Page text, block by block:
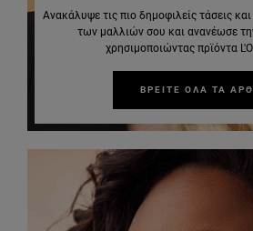
Ανακάλυψε τις πιο δημοφιλείς τάσεις
των μαλλιών σου και ανανέωσε
χρησιμοποιώντας πρϊόντα
ΒΡΕΙΤΕ ΟΛΑ ΤΑ